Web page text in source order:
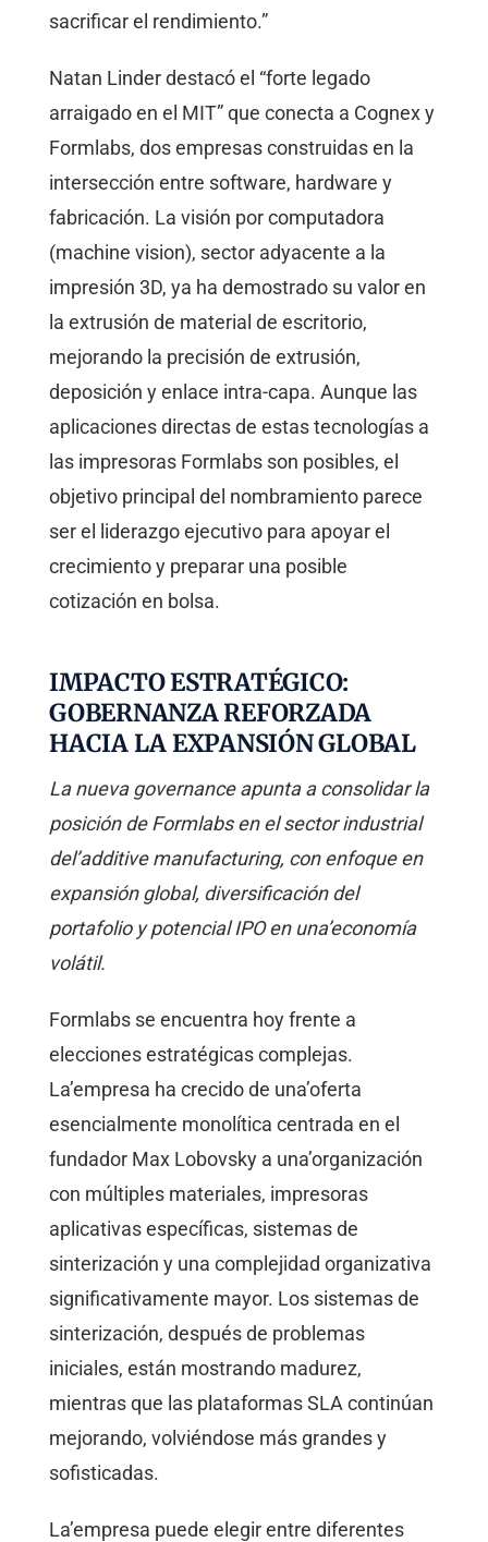
sacrificar el rendimiento.”
Natan Linder destacó el “forte legado
arraigado en el MIT” que conecta a Cognex y
Formlabs, dos empresas construidas en la
intersección entre software, hardware y
fabricación. La visión por computadora
(machine vision), sector adyacente a la
impresión 3D, ya ha demostrado su valor en
la extrusión de material de escritorio,
mejorando la precisión de extrusión,
deposición y enlace intra-capa. Aunque las
aplicaciones directas de estas tecnologías a
las impresoras Formlabs son posibles, el
objetivo principal del nombramiento parece
ser el liderazgo ejecutivo para apoyar el
crecimiento y preparar una posible
cotización en bolsa.
IMPACTO ESTRATÉGICO:
GOBERNANZA REFORZADA
HACIA LA EXPANSIÓN GLOBAL
La nueva governance apunta a consolidar la
posición de Formlabs en el sector industrial
del’additive manufacturing, con enfoque en
expansión global, diversificación del
portafolio y potencial IPO en una’economía
volátil.
Formlabs se encuentra hoy frente a
elecciones estratégicas complejas.
La’empresa ha crecido de una’oferta
esencialmente monolítica centrada en el
fundador Max Lobovsky a una’organización
con múltiples materiales, impresoras
aplicativas específicas, sistemas de
sinterización y una complejidad organizativa
significativamente mayor. Los sistemas de
sinterización, después de problemas
iniciales, están mostrando madurez,
mientras que las plataformas SLA continúan
mejorando, volviéndose más grandes y
sofisticadas.
La’empresa puede elegir entre diferentes